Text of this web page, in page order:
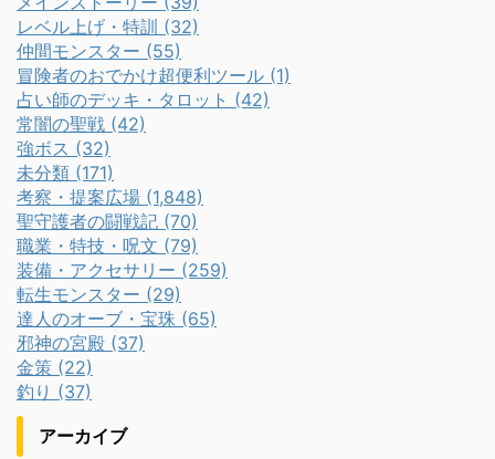
レベル上げ・特訓 (32)
仲間モンスター (55)
冒険者のおでかけ超便利ツール (1)
占い師のデッキ・タロット (42)
常闇の聖戦 (42)
強ボス (32)
未分類 (171)
考察・提案広場 (1,848)
聖守護者の闘戦記 (70)
職業・特技・呪文 (79)
装備・アクセサリー (259)
転生モンスター (29)
達人のオーブ・宝珠 (65)
邪神の宮殿 (37)
金策 (22)
釣り (37)
アーカイブ